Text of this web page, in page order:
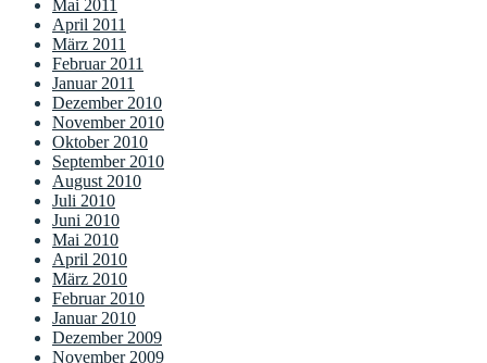
Mai 2011
April 2011
März 2011
Februar 2011
Januar 2011
Dezember 2010
November 2010
Oktober 2010
September 2010
August 2010
Juli 2010
Juni 2010
Mai 2010
April 2010
März 2010
Februar 2010
Januar 2010
Dezember 2009
November 2009